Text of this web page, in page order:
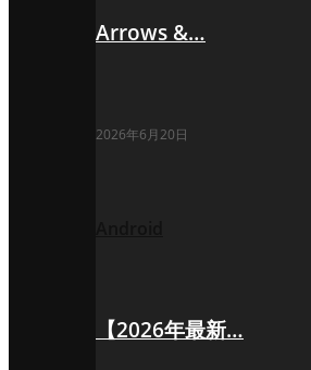
Arrows &…
2026年6月20日
【2026年最新…